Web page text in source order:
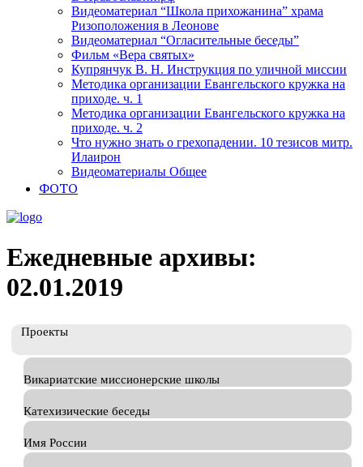
Видеоматериал “Школа прихожанина” храма
Ризоположения в Леонове
Видеоматериал “Огласительные беседы”
Фильм «Вера святых»
Купрянчук В. Н. Инструкция по уличной миссии
Методика организации Евангельского кружка на
приходе. ч. 1
Методика организации Евангельского кружка на
приходе. ч. 2
Что нужно знать о грехопадении. 10 тезисов митр.
Илаирон
Видеоматериалы Общее
ФОТО
Ежедневные архивы:
02.01.2019
Проекты
Викариатские миссионерские школы
Катехизические беседы
Имя России